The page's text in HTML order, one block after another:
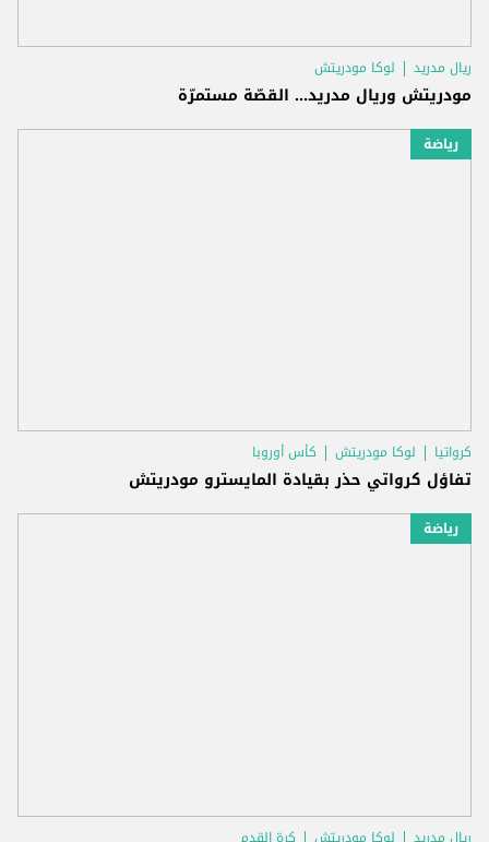
ريال مدريد لوكا مودريتش
مودريتش وريال مدريد... القصّة مستمرّة
رياضة
كرواتيا لوكا مودريتش كأس أوروبا
تفاؤل كرواتي حذر بقيادة المايسترو مودريتش
رياضة